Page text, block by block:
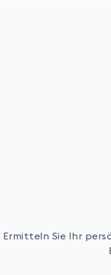
Ermitteln Sie Ihr